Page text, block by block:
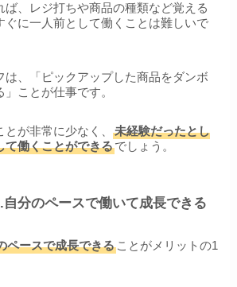
ば、レジ打ちや商品の種類など覚える
ぐに一人前として働くことは難しいで
は、「ピックアップした商品をダンボ
ことが仕事です。
とが非常に少なく、未経験だったとし
て働くことができるでしょう。
分のペースで働いて成長できる
ペースで成長できる ことがメリットの1